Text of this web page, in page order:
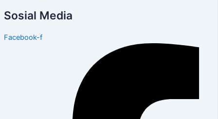
Sosial Media
Facebook-f